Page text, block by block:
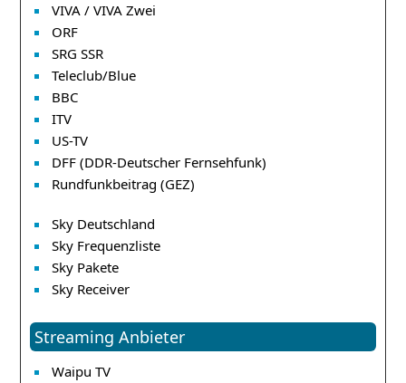
VIVA / VIVA Zwei
ORF
SRG SSR
Teleclub/Blue
BBC
ITV
US-TV
DFF (DDR-Deutscher Fernsehfunk)
Rundfunkbeitrag (GEZ)
Sky Deutschland
Sky Frequenzliste
Sky Pakete
Sky Receiver
Streaming Anbieter
Waipu TV